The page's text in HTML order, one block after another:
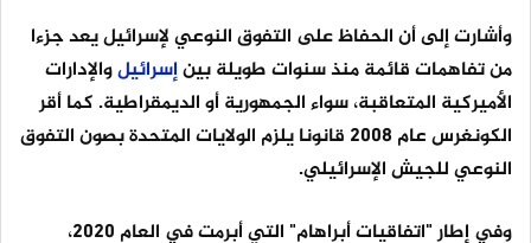
وأشارت إلى أن الحفاظ على التفوق النوعي لإسرائيل يعد جزءا
من تفاهمات قائمة منذ سنوات طويلة بينإسرائيلوالإدارات
الأميركية المتعاقبة، سواء الجمهورية أو الديمقراطية. كما أقر
الكونغرس عام 2008 قانونا يلزم الولايات المتحدة بصون التفوق
النوعي للجيش الإسرائيلي.
وفي إطار "اتفاقيات أبراهام" التي أبرمت في العام 2020،